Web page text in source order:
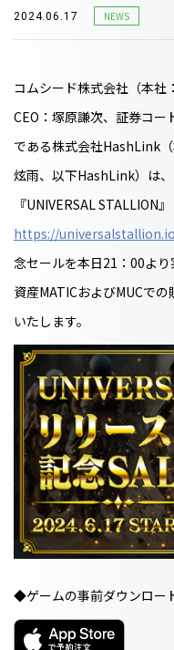
2024.06.17 NEWS
コムシード株式会社（本社
CEO：塚原謙次、証券コ
である株式会社HashLink
炫雨、以下HashLink）は
『UNIVERSAL STALLION
https://universalstallion.io
念セールを本日21：00よ
資産MATICおよびMUCで
いたします。
◆ゲームの事前ダウンロー